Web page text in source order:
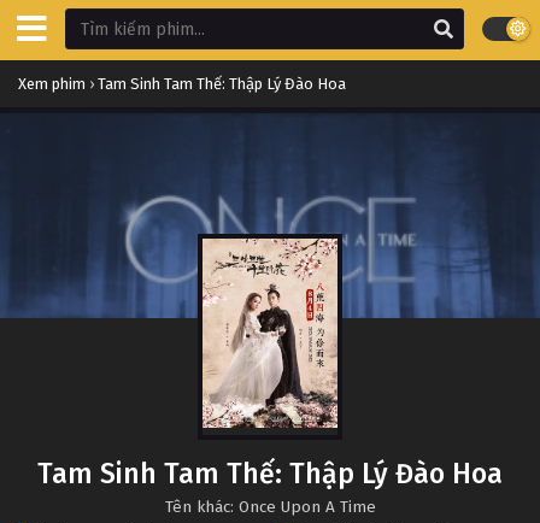
Xem phim › Tam Sinh Tam Thế: Thập Lý Đào Hoa
Tam Sinh Tam Thế: Thập Lý Đào Hoa
Tên khác: Once Upon A Time